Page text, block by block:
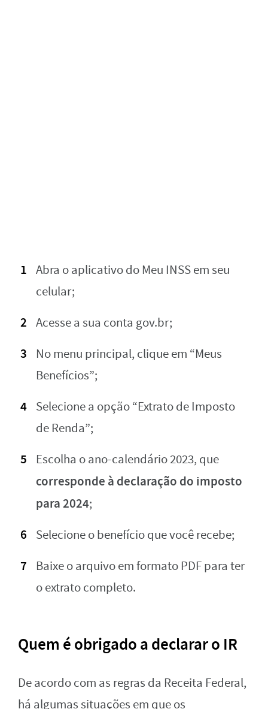
Abra o aplicativo do Meu INSS em seu
celular;
Acesse a sua conta gov.br;
No menu principal, clique em “Meus
Benefícios”;
Selecione a opção “Extrato de Imposto
de Renda”;
Escolha o ano-calendário 2023, que
corresponde à declaração do imposto
para 2024;
Selecione o benefício que você recebe;
Baixe o arquivo em formato PDF para ter
o extrato completo.
Quem é obrigado a declarar o IR
De acordo com as regras da Receita Federal,
há algumas situações em que os